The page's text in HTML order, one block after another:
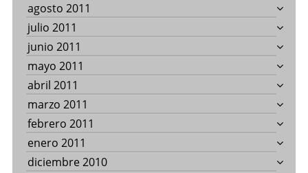
agosto 2011
julio 2011
junio 2011
mayo 2011
abril 2011
marzo 2011
febrero 2011
enero 2011
diciembre 2010